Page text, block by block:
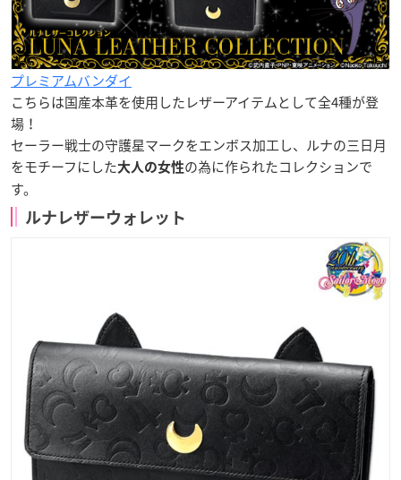
プレミアムバンダイ
こちらは国産本革を使用したレザーアイテムとして全4種が登
場！
セーラー戦士の守護星マークをエンボス加工し、ルナの三日月
をモチーフにした大人の女性の為に作られたコレクションで
す。
ルナレザーウォレット